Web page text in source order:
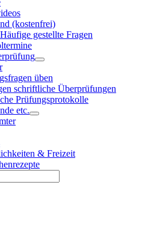
(kostenfrei)
gestellte Fragen
üben
schriftliche Überprüfungen
Prüfungsprotokolle
etc.
& Freizeit